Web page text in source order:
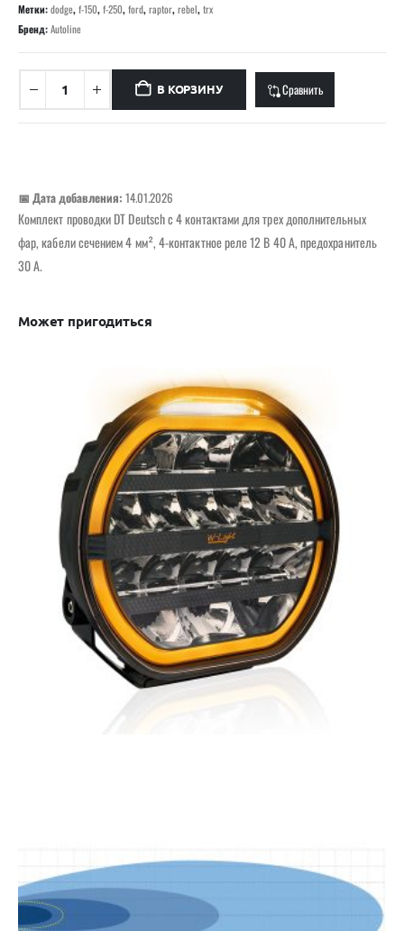
Метки:dodge,f-150,f-250,ford,raptor,rebel,trx
Бренд:Autoline
В КОРЗИНУ Сравнить
📅 Дата добавления: 14.01.2026
Комплект проводки DT Deutsch с 4 контактами для трех дополнительных
фар, кабели сечением 4 мм², 4-контактное реле 12 В 40 А, предохранитель
30 А.
Может пригодиться